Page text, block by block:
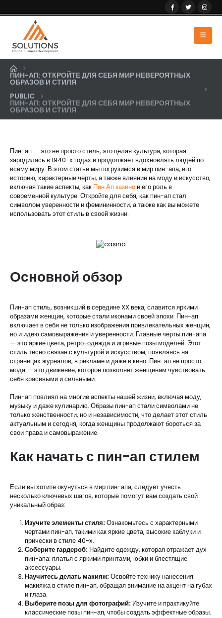
ПИН-АП: ОТКРОЙТЕ ДЛЯ СЕБЯ МИР НЕВЕРОЯТНЫХ
ОБРАЗОВ И СТИЛЯ
PUBLIC
ПИН-АП: ОТКРОЙТЕ ДЛЯ СЕБЯ МИР НЕВЕРОЯТНЫХ
ОБРАЗОВ И СТИЛЯ
Пин-ап — это не просто стиль, это целая культура, которая
зародилась в 1940-х годах и продолжает вдохновлять людей по
всему миру. В этом статье мы погрузимся в мир пин-апа, его
историю, характерные черты, а также влияние на моду и искусство,
включая такие аспекты, как Пин Ап казино и его роль в
современной культуре. Откройте для себя, как пин-ап стал
символом уверенности и фемининности, а также как вы можете
использовать этот стиль в своей жизни.
Основной обзор
Пин-ап стиль, возникший в середине XX века, славится яркими
образами женщин, которые стали иконами своей эпохи. Пин-ап
включает в себя не только изображения привлекательных женщин,
но и идею самовыражения и уверенности. Главные черты пин-апа
— это яркие цвета, ретро-одежда и игривые позы моделей. Этот
стиль тесно связан с культурой и искусством, появляясь на
страницах журналов, в рекламе и даже в кино. Пин-ап не просто
мода — это движение, которое позволяет женщинам чувствовать
себя красивыми и сильными.
Пин-ап повлиял на многие аспекты нашей жизни, включая моду,
музыку и даже кулинарию. Образы пин-ап стали символами не
только женственности, но и независимости, что делает этот стиль
актуальным и сегодня, когда женщины продолжают бороться за
свои права и самовыражение.
Как начать с пин-ап стилем
Если вы хотите окунуться в мир пин-апа, следует учесть
несколько ключевых шагов, которые помогут вам создать свой
уникальный образ:
Изучите элементы стиля:Ознакомьтесь с характерными
чертами пин-ап, такими как яркие цвета, высокие каблуки и
прически в стиле 40-х.
Соберите гардероб:Найдите одежду, которая отражает дух
пин-апа: платья с яркими принтами, юбки и блестящие
аксессуары.
Научитесь делать макияж:Освойте технику нанесения
макияжа в стиле пин-ап, обращая внимание на акцент на губах
и глаза.
Выберите позы для фотографий:Изучите и практикуйте
классические позы пин-ап, чтобы создать эффектные образы.